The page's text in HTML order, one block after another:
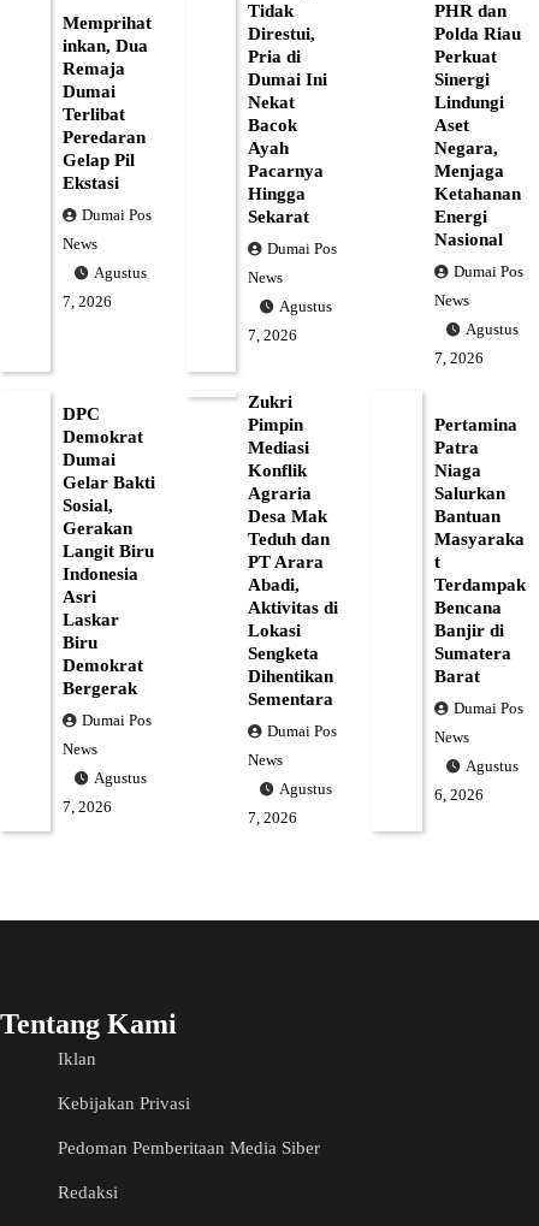
Memprihat
inkan, Dua
Remaja
Dumai
Terlibat
Peredaran
Gelap Pil
Ekstasi
Dumai Pos
News
Agustus
7, 2026
Tidak
Direstui,
Pria di
Dumai Ini
Nekat
Bacok
Ayah
Pacarnya
Hingga
Sekarat
Dumai Pos
News
Agustus
7, 2026
PHR dan
Polda Riau
Perkuat
Sinergi
Lindungi
Aset
Negara,
Menjaga
Ketahanan
Energi
Nasional
Dumai Pos
News
Agustus
7, 2026
DPC
Demokrat
Dumai
Gelar Bakti
Sosial,
Gerakan
Langit Biru
Indonesia
Asri
Laskar
Biru
Demokrat
Bergerak
Dumai Pos
News
Agustus
7, 2026
Zukri
Pimpin
Mediasi
Konflik
Agraria
Desa Mak
Teduh dan
PT Arara
Abadi,
Aktivitas di
Lokasi
Sengketa
Dihentikan
Sementara
Dumai Pos
News
Agustus
7, 2026
Pertamina
Patra
Niaga
Salurkan
Bantuan
Masyaraka
t
Terdampak
Bencana
Banjir di
Sumatera
Barat
Dumai Pos
News
Agustus
6, 2026
Tentang Kami
Iklan
Kebijakan Privasi
Pedoman Pemberitaan Media Siber
Redaksi